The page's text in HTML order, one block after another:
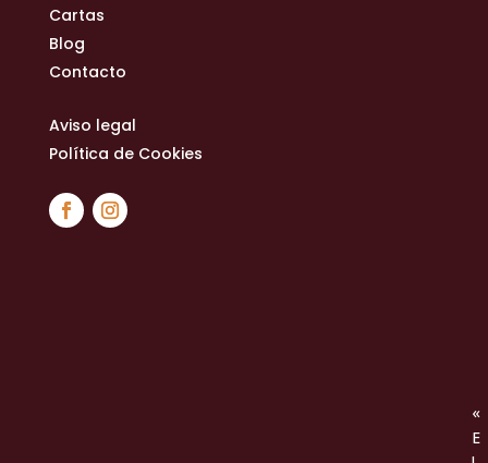
Cartas
Blog
Contacto
Aviso legal
Política de Cookies
«
E